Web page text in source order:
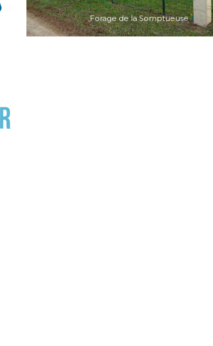
Station de mélange de Luché